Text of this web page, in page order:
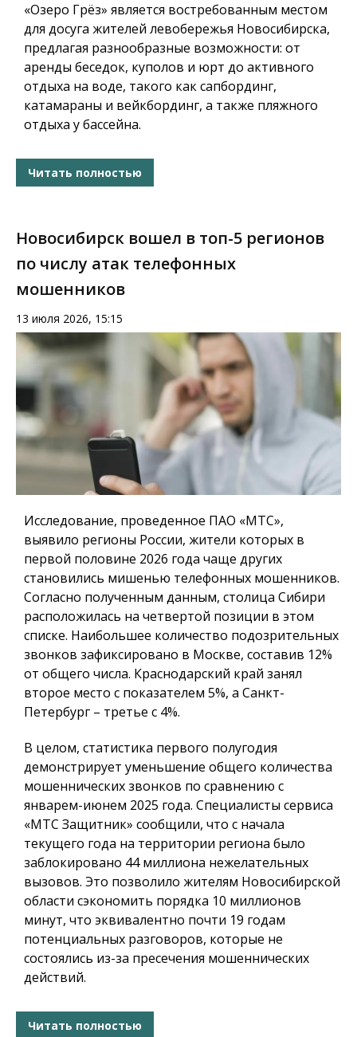
«Озеро Грёз» является востребованным местом
для досуга жителей левобережья Новосибирска,
предлагая разнообразные возможности: от
аренды беседок, куполов и юрт до активного
отдыха на воде, такого как сапбординг,
катамараны и вейкбординг, а также пляжного
отдыха у бассейна.
Читать полностью
Новосибирск вошел в топ-5 регионов
по числу атак телефонных
мошенников
13 июля 2026, 15:15
Исследование, проведенное ПАО «МТС»,
выявило регионы России, жители которых в
первой половине 2026 года чаще других
становились мишенью телефонных мошенников.
Согласно полученным данным, столица Сибири
расположилась на четвертой позиции в этом
списке. Наибольшее количество подозрительных
звонков зафиксировано в Москве, составив 12%
от общего числа. Краснодарский край занял
второе место с показателем 5%, а Санкт-
Петербург – третье с 4%.
В целом, статистика первого полугодия
демонстрирует уменьшение общего количества
мошеннических звонков по сравнению с
январем-июнем 2025 года. Специалисты сервиса
«МТС Защитник» сообщили, что с начала
текущего года на территории региона было
заблокировано 44 миллиона нежелательных
вызовов. Это позволило жителям Новосибирской
области сэкономить порядка 10 миллионов
минут, что эквивалентно почти 19 годам
потенциальных разговоров, которые не
состоялись из-за пресечения мошеннических
действий.
Читать полностью